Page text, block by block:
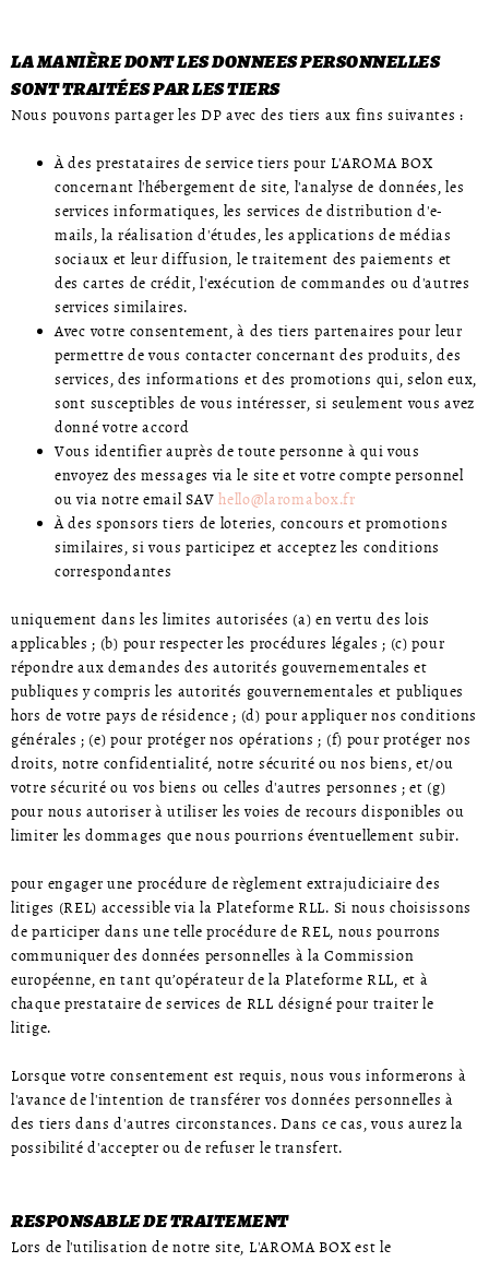
LA MANIÈRE DONT LES DONNEES PERSONNELLES
SONT TRAITÉES PAR LES TIERS
Nous pouvons partager les DP avec des tiers aux fins suivantes :
À des prestataires de service tiers pour L'AROMA BOX
concernant l'hébergement de site, l'analyse de données, les
services informatiques, les services de distribution d'e-
mails, la réalisation d'études, les applications de médias
sociaux et leur diffusion, le traitement des paiements et
des cartes de crédit, l'exécution de commandes ou d'autres
services similaires.
Avec votre consentement, à des tiers partenaires pour leur
permettre de vous contacter concernant des produits, des
services, des informations et des promotions qui, selon eux,
sont susceptibles de vous intéresser, si seulement vous avez
donné votre accord
Vous identifier auprès de toute personne à qui vous
envoyez des messages via le site et votre compte personnel
ou via notre email SAVhello@laromabox.fr
À des sponsors tiers de loteries, concours et promotions
similaires, si vous participez et acceptez les conditions
correspondantes
uniquement dans les limites autorisées (a) en vertu des lois
applicables ; (b) pour respecter les procédures légales ; (c) pour
répondre aux demandes des autorités gouvernementales et
publiques y compris les autorités gouvernementales et publiques
hors de votre pays de résidence ; (d) pour appliquer nos conditions
générales ; (e) pour protéger nos opérations ; (f) pour protéger nos
droits, notre confidentialité, notre sécurité ou nos biens, et/ou
votre sécurité ou vos biens ou celles d'autres personnes ; et (g)
pour nous autoriser à utiliser les voies de recours disponibles ou
limiter les dommages que nous pourrions éventuellement subir.
pour engager une procédure de règlement extrajudiciaire des
litiges (REL) accessible via la Plateforme RLL. Si nous choisissons
de participer dans une telle procédure de REL, nous pourrons
communiquer des données personnelles à la Commission
européenne, en tant qu’opérateur de la Plateforme RLL, et à
chaque prestataire de services de RLL désigné pour traiter le
litige.
Lorsque votre consentement est requis, nous vous informerons à
l'avance de l'intention de transférer vos données personnelles à
des tiers dans d'autres circonstances. Dans ce cas, vous aurez la
possibilité d'accepter ou de refuser le transfert.
RESPONSABLE DE TRAITEMENT
Lors de l'utilisation de notre site, L'AROMA BOX est le